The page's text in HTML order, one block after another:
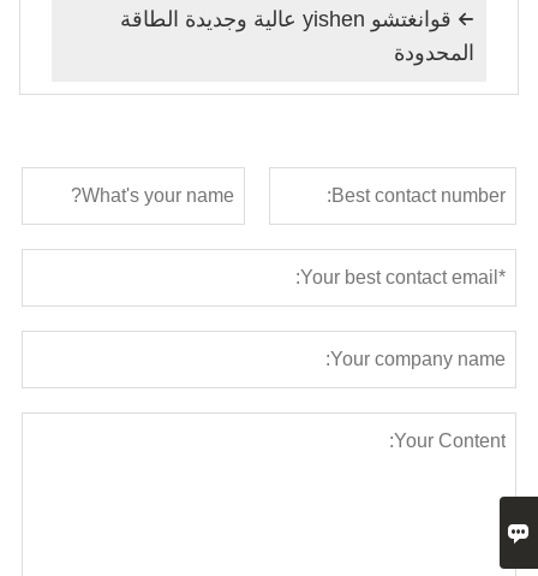

قوانغتشو yishen عالية وجديدة الطاقة
المحدودة
